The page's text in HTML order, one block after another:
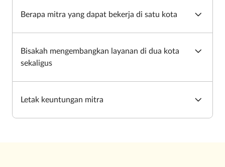
Berapa mitra yang dapat bekerja di satu kota
Bisakah mengembangkan layanan di dua kota
sekaligus
Letak keuntungan mitra